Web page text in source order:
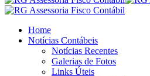
Home
Notícias Contábeis
Notícias Recentes
Galerias de Fotos
Links Úteis